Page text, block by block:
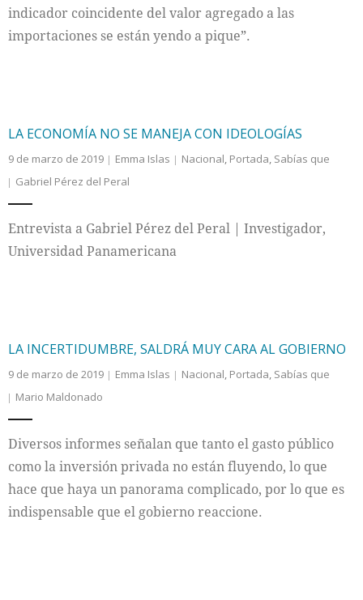
indicador coincidente del valor agregado a las
importaciones se están yendo a pique”.
LA ECONOMÍA NO SE MANEJA CON IDEOLOGÍAS
9 de marzo de 2019 Emma Islas Nacional, Portada, Sabías que
Gabriel Pérez del Peral
Entrevista a Gabriel Pérez del Peral | Investigador,
Universidad Panamericana
LA INCERTIDUMBRE, SALDRÁ MUY CARA AL GOBIERNO
9 de marzo de 2019 Emma Islas Nacional, Portada, Sabías que
Mario Maldonado
Diversos informes señalan que tanto el gasto público
como la inversión privada no están fluyendo, lo que
hace que haya un panorama complicado, por lo que es
indispensable que el gobierno reaccione.